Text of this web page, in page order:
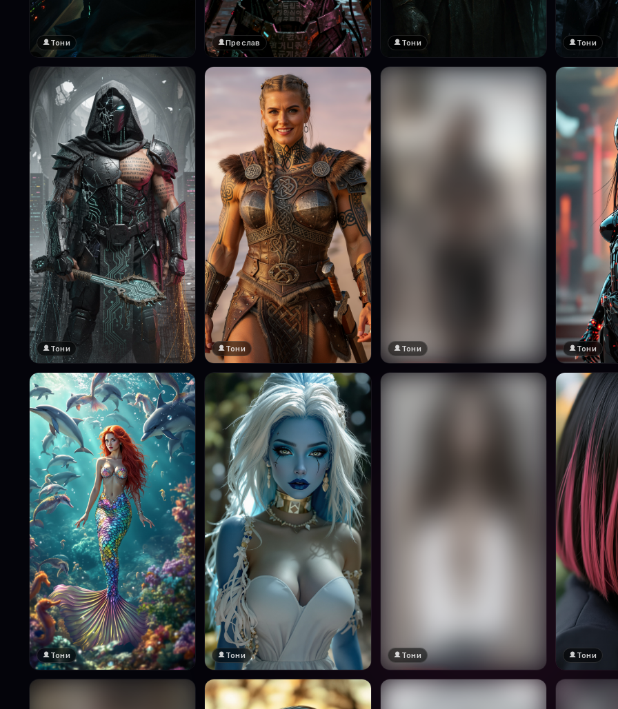
❤️
1
Тони
❤️
1
Преслав Тони Тони
Тони Тони
🔞 18+
Тони Тони
Тони Тони
🔞 18+
Тони Тони